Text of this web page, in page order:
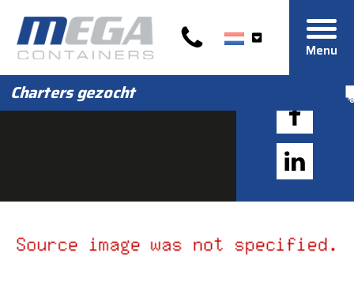
Menu
Charters gezocht